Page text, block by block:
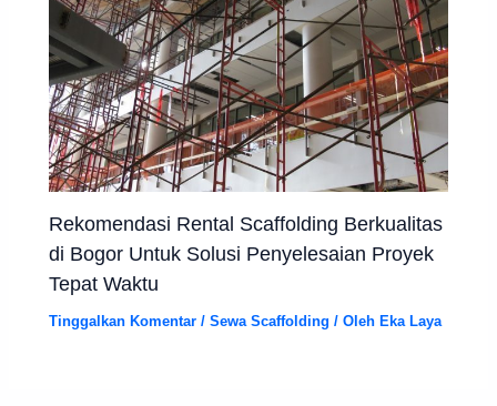
Rekomendasi Rental Scaffolding Berkualitas
di Bogor Untuk Solusi Penyelesaian Proyek
Tepat Waktu
Tinggalkan Komentar /Sewa Scaffolding / Oleh Eka Laya